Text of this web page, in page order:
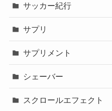
サッカー紀行
サプリ
サプリメント
シェーバー
スクロールエフェクト